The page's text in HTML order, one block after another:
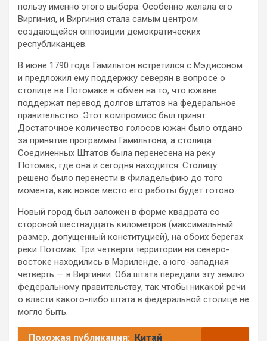
пользу именно этого выбора. Особенно желала его
Виргиния, и Виргиния стала самым центром
создающейся оппозиции демократических
республиканцев.
В июне 1790 года Гамильтон встретился с Мэдисоном
и предложил ему поддержку северян в вопросе о
столице на Потомаке в обмен на то, что южане
поддержат перевод долгов штатов на федеральное
правительство. Этот компромисс был принят.
Достаточное количество голосов южан было отдано
за принятие программы Гамильтона, а столица
Соединенных Штатов была перенесена на реку
Потомак, где она и сегодня находится. Столицу
решено было перенести в Филадельфию до того
момента, как новое место его работы будет готово.
Новый город был заложен в форме квадрата со
стороной шестнадцать километров (максимальный
размер, допущенный конституцией), на обоих берегах
реки Потомак. Три четверти территории на северо-
востоке находились в Мэриленде, а юго-западная
четверть — в Виргинии. Оба штата передали эту землю
федеральному правительству, так чтобы никакой речи
о власти какого-либо штата в федеральной столице не
могло быть.
Похожая публикация: Китай